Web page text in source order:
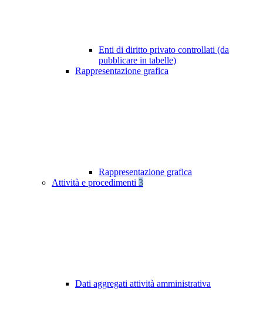
Enti di diritto privato controllati (da
pubblicare in tabelle)
Rappresentazione grafica
Rappresentazione grafica
Attività e procedimenti 3
Dati aggregati attività amministrativa